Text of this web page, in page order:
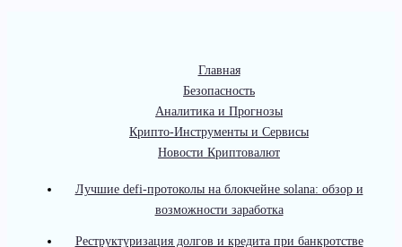
Главная
Безопасность
Аналитика и Прогнозы
Крипто-Инструменты и Сервисы
Новости Криптовалют
Лучшие defi-протоколы на блокчейне solana: обзор и
возможности заработка
Реструктуризация долгов и кредита при банкротстве